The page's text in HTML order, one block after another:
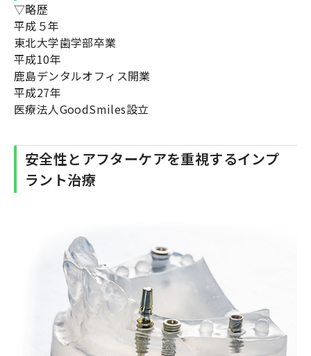
▽略歴
平成５年
東北大学歯学部卒業
平成10年
鹿島デンタルオフィス開業
平成27年
医療法人GoodSmiles設立
安全性とアフターケアを重視するインプ
ラント治療